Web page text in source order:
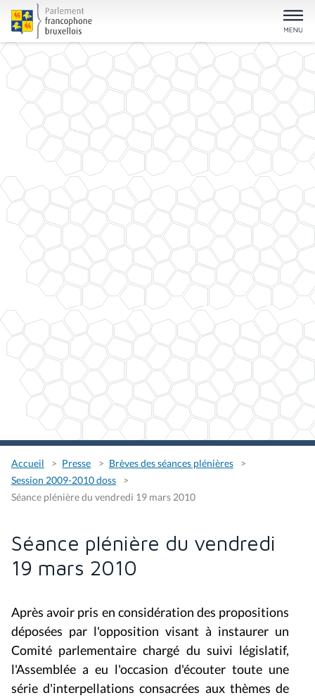
Accueil Presse
Brèves des séances plénières
Session 2009-2010 doss
Séance plénière du vendredi 19 mars 2010
Séance plénière du vendredi
19 mars 2010
Après avoir pris en considération des propositions
déposées par l'opposition visant à instaurer un
Comité parlementaire chargé du suivi législatif,
l'Assemblée a eu l'occasion d'écouter toute une
série d'interpellations consacrées aux thèmes de